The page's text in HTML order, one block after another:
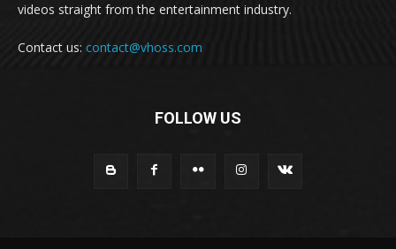
videos straight from the entertainment industry.
Contact us: contact@vhoss.com
FOLLOW US